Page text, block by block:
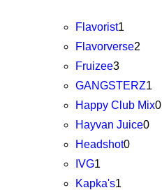
Flavorist1
Flavorverse2
Fruizee3
GANGSTERZ1
Happy Club Mix0
Hayvan Juice0
Headshot0
IVG1
Kapka's1